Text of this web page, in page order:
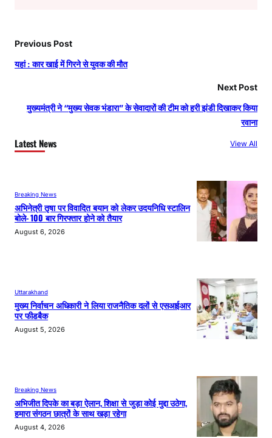
Previous Post
यहां : कार खाई में गिरने से युवक की मौत
Next Post
मुख्यमंत्री ने “मुख्य सेवक भंडारा” के सेवादारों की टीम को हरी झंडी दिखाकर किया
रवाना
Latest News View All
Breaking News
अभिनेत्री तृषा पर विवादित बयान को लेकर उदयनिधि स्टालिन
बोले- 100 बार गिरफ्तार होने को तैयार
August 6, 2026
Uttarakhand
मुख्य निर्वाचन अधिकारी ने लिया राजनैतिक दलों से एसआईआर
पर फीडबैक
August 5, 2026
Breaking News
अभिजीत दिपके का बड़ा ऐलान, शिक्षा से जुड़ा कोई मुद्दा उठेगा,
हमारा संगठन छात्रों के साथ खड़ा रहेगा
August 4, 2026